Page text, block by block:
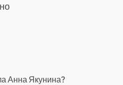
Анна Якунина?